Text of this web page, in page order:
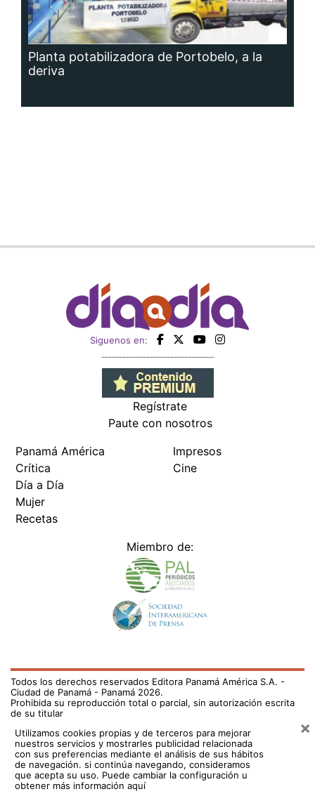
Planta potabilizadora de Portobelo, a la
deriva
Siguenos en:
Regístrate
Paute con nosotros
Panamá América
Crítica
Día a Día
Mujer
Recetas
Impresos
Cine
Miembro de:
Todos los derechos reservados Editora Panamá América S.A. -
Ciudad de Panamá - Panamá 2026.
Prohibida su reproducción total o parcial, sin autorización escrita
de su titular
Utilizamos cookies propias y de terceros para mejorar
nuestros servicios y mostrarles publicidad relacionada
con sus preferencias mediante el análisis de sus hábitos
de navegación. si continúa navegando, consideramos
que acepta su uso. Puede cambiar la configuración u
obtener más información aquí
×